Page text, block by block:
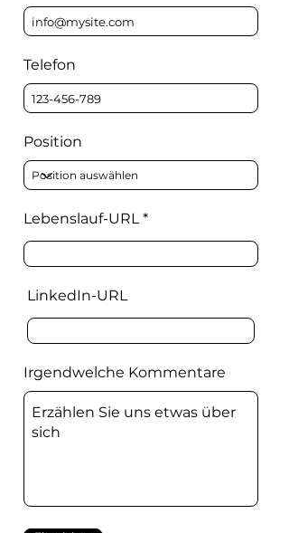
Telefon
Position
Lebenslauf-URL
LinkedIn-URL
Irgendwelche Kommentare